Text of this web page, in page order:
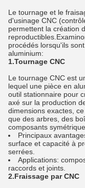
Le tournage et le
d'usinage CNC
permettent la création
procédés lorsqu'ils
aluminium:
1.Tournage CNC
Le tournage CNC est
lequel une pièce en
outil stationnaire pour
axé sur la production
dimensions exactes,
que des arbres, des
composants
Principaux
surface et capacité à
serrées.
Applications:
raccords et joints.
2.Fraissage par CNC